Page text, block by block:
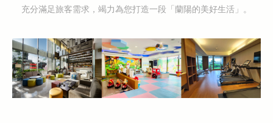
充分滿足旅客需求，竭力為您打造一段「蘭陽的美好生活」。